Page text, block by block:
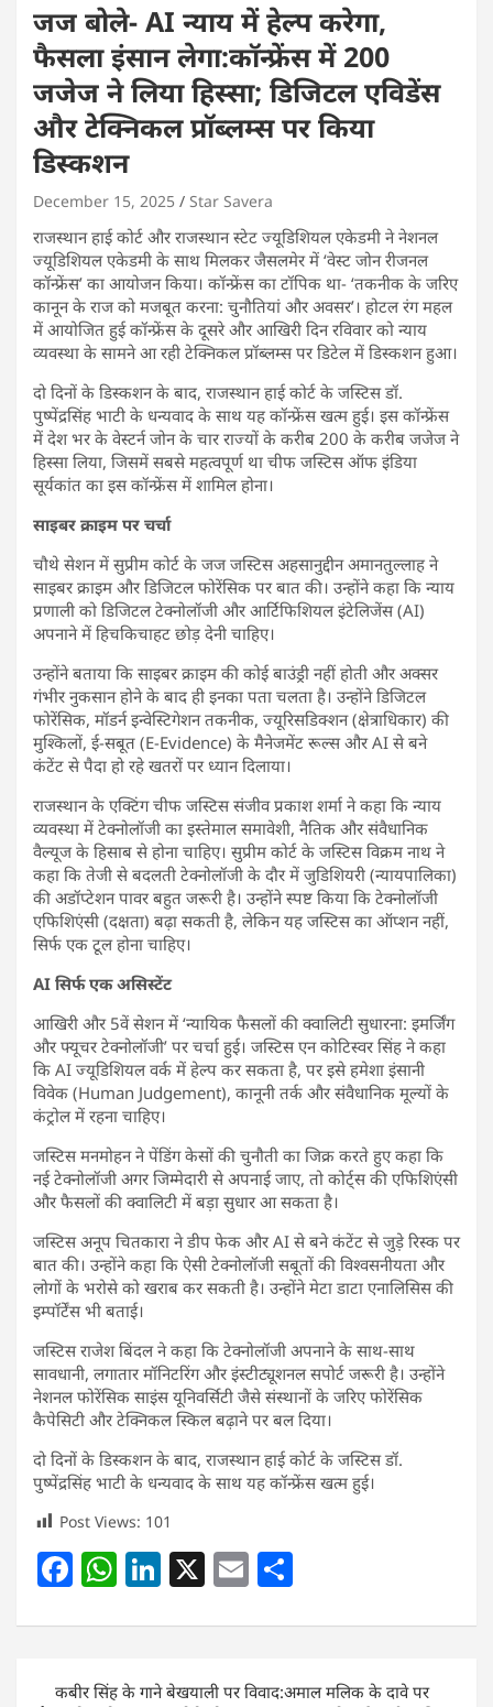
जज बोले- AI न्याय में हेल्प करेगा,
फैसला इंसान लेगा:कॉन्फ्रेंस में 200
जजेज ने लिया हिस्सा; डिजिटल एविडेंस
और टेक्निकल प्रॉब्लम्स पर किया
डिस्कशन
December 15, 2025 Star Savera
राजस्थान हाई कोर्ट और राजस्थान स्टेट ज्यूडिशियल एकेडमी ने नेशनल
ज्यूडिशियल एकेडमी के साथ मिलकर जैसलमेर में ‘वेस्ट जोन रीजनल
कॉन्फ्रेंस’ का आयोजन किया। कॉन्फ्रेंस का टॉपिक था- ‘तकनीक के जरिए
कानून के राज को मजबूत करना: चुनौतियां और अवसर’। होटल रंग महल
में आयोजित हुई कॉन्फ्रेंस के दूसरे और आखिरी दिन रविवार को न्याय
व्यवस्था के सामने आ रही टेक्निकल प्रॉब्लम्स पर डिटेल में डिस्कशन हुआ।
दो दिनों के डिस्कशन के बाद, राजस्थान हाई कोर्ट के जस्टिस डॉ.
पुष्पेंद्रसिंह भाटी के धन्यवाद के साथ यह कॉन्फ्रेंस खत्म हुई। इस कॉन्फ्रेंस
में देश भर के वेस्टर्न जोन के चार राज्यों के करीब 200 के करीब जजेज ने
हिस्सा लिया, जिसमें सबसे महत्वपूर्ण था चीफ जस्टिस ऑफ इंडिया
सूर्यकांत का इस कॉन्फ्रेंस में शामिल होना।
साइबर क्राइम पर चर्चा
चौथे सेशन में सुप्रीम कोर्ट के जज जस्टिस अहसानुद्दीन अमानतुल्लाह ने
साइबर क्राइम और डिजिटल फोरेंसिक पर बात की। उन्होंने कहा कि न्याय
प्रणाली को डिजिटल टेक्नोलॉजी और आर्टिफिशियल इंटेलिजेंस (AI)
अपनाने में हिचकिचाहट छोड़ देनी चाहिए।
उन्होंने बताया कि साइबर क्राइम की कोई बाउंड्री नहीं होती और अक्सर
गंभीर नुकसान होने के बाद ही इनका पता चलता है। उन्होंने डिजिटल
फोरेंसिक, मॉडर्न इन्वेस्टिगेशन तकनीक, ज्यूरिसडिक्शन (क्षेत्राधिकार) की
मुश्किलों, ई-सबूत (E-Evidence) के मैनेजमेंट रूल्स और AI से बने
कंटेंट से पैदा हो रहे खतरों पर ध्यान दिलाया।
राजस्थान के एक्टिंग चीफ जस्टिस संजीव प्रकाश शर्मा ने कहा कि न्याय
व्यवस्था में टेक्नोलॉजी का इस्तेमाल समावेशी, नैतिक और संवैधानिक
वैल्यूज के हिसाब से होना चाहिए। सुप्रीम कोर्ट के जस्टिस विक्रम नाथ ने
कहा कि तेजी से बदलती टेक्नोलॉजी के दौर में जुडिशियरी (न्यायपालिका)
की अडॉप्टेशन पावर बहुत जरूरी है। उन्होंने स्पष्ट किया कि टेक्नोलॉजी
एफिशिएंसी (दक्षता) बढ़ा सकती है, लेकिन यह जस्टिस का ऑप्शन नहीं,
सिर्फ एक टूल होना चाहिए।
AI सिर्फ एक असिस्टेंट
आखिरी और 5वें सेशन में ‘न्यायिक फैसलों की क्वालिटी सुधारना: इमर्जिंग
और फ्यूचर टेक्नोलॉजी’ पर चर्चा हुई। जस्टिस एन कोटिस्वर सिंह ने कहा
कि AI ज्यूडिशियल वर्क में हेल्प कर सकता है, पर इसे हमेशा इंसानी
विवेक (Human Judgement), कानूनी तर्क और संवैधानिक मूल्यों के
कंट्रोल में रहना चाहिए।
जस्टिस मनमोहन ने पेंडिंग केसों की चुनौती का जिक्र करते हुए कहा कि
नई टेक्नोलॉजी अगर जिम्मेदारी से अपनाई जाए, तो कोर्ट्स की एफिशिएंसी
और फैसलों की क्वालिटी में बड़ा सुधार आ सकता है।
जस्टिस अनूप चितकारा ने डीप फेक और AI से बने कंटेंट से जुड़े रिस्क पर
बात की। उन्होंने कहा कि ऐसी टेक्नोलॉजी सबूतों की विश्वसनीयता और
लोगों के भरोसे को खराब कर सकती है। उन्होंने मेटा डाटा एनालिसिस की
इम्पॉर्टेंस भी बताई।
जस्टिस राजेश बिंदल ने कहा कि टेक्नोलॉजी अपनाने के साथ-साथ
सावधानी, लगातार मॉनिटरिंग और इंस्टीट्यूशनल सपोर्ट जरूरी है। उन्होंने
नेशनल फोरेंसिक साइंस यूनिवर्सिटी जैसे संस्थानों के जरिए फोरेंसिक
कैपेसिटी और टेक्निकल स्किल बढ़ाने पर बल दिया।
दो दिनों के डिस्कशन के बाद, राजस्थान हाई कोर्ट के जस्टिस डॉ.
पुष्पेंद्रसिंह भाटी के धन्यवाद के साथ यह कॉन्फ्रेंस खत्म हुई।
Post Views: 101
F
c
e
W
at
s
Li
k
e
X E
ai
l
ar
e
कबीर सिंह के गाने बेखयाली पर विवाद:अमाल मलिक के दावे पर